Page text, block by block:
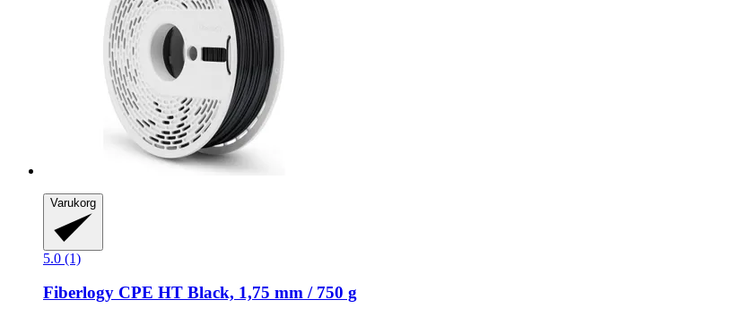
Varukorg
5.0 (1)
Fiberlogy CPE HT Black, 1,75 mm / 750 g